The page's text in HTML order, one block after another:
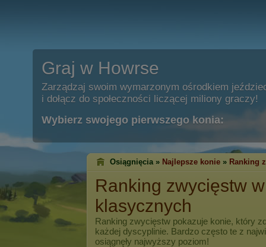
Graj w Howrse
Zarządzaj swoim wymarzonym ośrodkiem
i dołącz do społeczności liczącej miliony graczy!
Wybierz swojego pierwszego konia:
Osiągnięcia » Najlepsze konie » Ranking
Ranking zwycięstw
klasycznych
Ranking zwycięstw pokazuje konie, który
każdej dyscyplinie. Bardzo często te z
osiągnęły najwyższy poziom!